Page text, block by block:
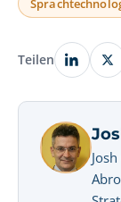
Teilen